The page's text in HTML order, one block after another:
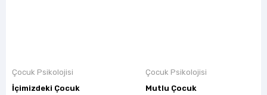
Çocuk Psikolojisi
İçimizdeki Çocuk
Çocuk Psikolojisi
Mutlu Çocuk